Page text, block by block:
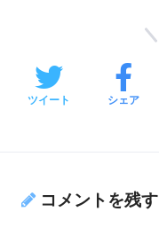
ツイート シェア
コメントを残す